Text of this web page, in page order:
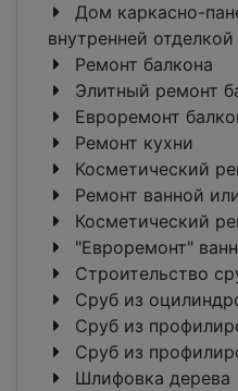
Дом каркасно-
внутренней отделкой
Ремонт балкона
Элитный ремонт
Евроремонт
Ремонт кухни
Косметический
Ремонт ванной
Косметический
"Евроремонт"
Строительство
Сруб из
Сруб из
Сруб из
Шлифовка дерева